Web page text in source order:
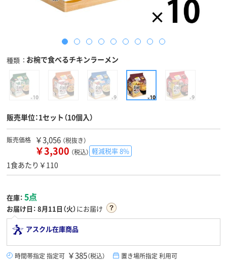
種類 お椀で食べるチキンラーメン
販売単位：1セット（10個入）
販売価格 ￥3,056 （税抜き）
￥3,300 （税込） 軽減税率 8%
1食あたり￥110
在庫： 5点
お届け日： 8月11日（火）にお届け
アスクル在庫商品
時間帯指定 指定可 ￥385（税込） 置き場所指定 利用可